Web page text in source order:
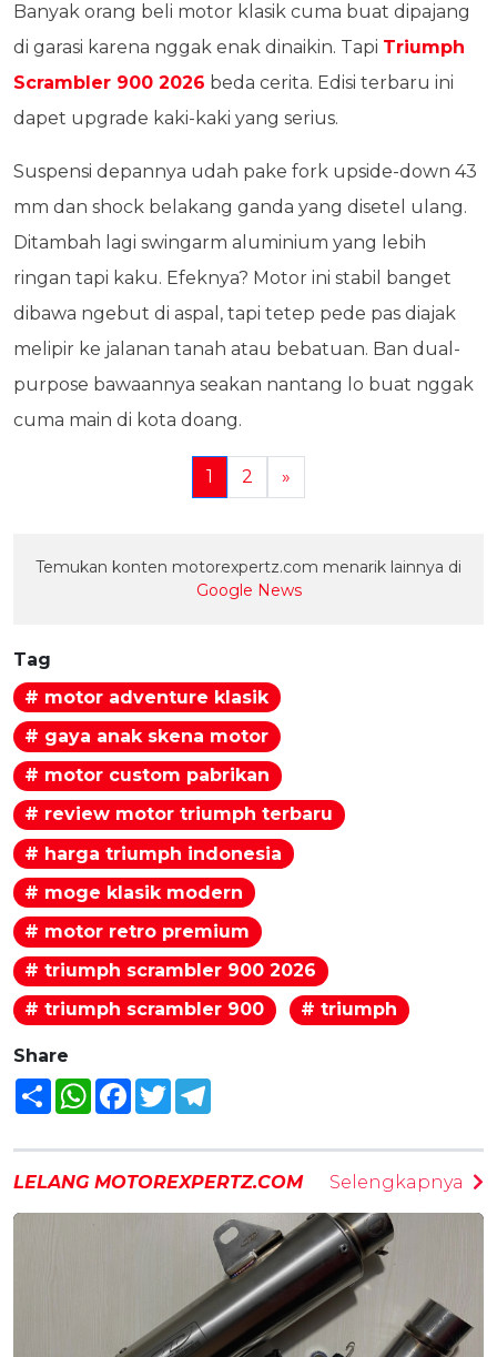
Banyak orang beli motor klasik cuma buat dipajang
di garasi karena nggak enak dinaikin. Tapi Triumph
Scrambler 900 2026 beda cerita. Edisi terbaru ini
dapet upgrade kaki-kaki yang serius.
Suspensi depannya udah pake fork upside-down 43
mm dan shock belakang ganda yang disetel ulang.
Ditambah lagi swingarm aluminium yang lebih
ringan tapi kaku. Efeknya? Motor ini stabil banget
dibawa ngebut di aspal, tapi tetep pede pas diajak
melipir ke jalanan tanah atau bebatuan. Ban dual-
purpose bawaannya seakan nantang lo buat nggak
cuma main di kota doang.
1 2 »
Temukan konten motorexpertz.com menarik lainnya di
Google News
Tag
# motor adventure klasik
# gaya anak skena motor
# motor custom pabrikan
# review motor triumph terbaru
# harga triumph indonesia
# moge klasik modern
# motor retro premium
# triumph scrambler 900 2026
# triumph scrambler 900
# triumph
Share
Share WhatsAppFacebook
Twitter
LELANG MOTOREXPERTZ.COM Selengkapnya